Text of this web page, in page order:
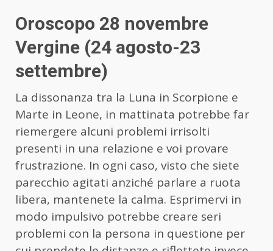
Oroscopo 28 novembre
Vergine (24 agosto-23
settembre)
La dissonanza tra la Luna in Scorpione e
Marte in Leone, in mattinata potrebbe far
riemergere alcuni problemi irrisolti
presenti in una relazione e voi provare
frustrazione. In ogni caso, visto che siete
parecchio agitati anziché parlare a ruota
libera, mantenete la calma. Esprimervi in
modo impulsivo potrebbe creare seri
problemi con la persona in questione per